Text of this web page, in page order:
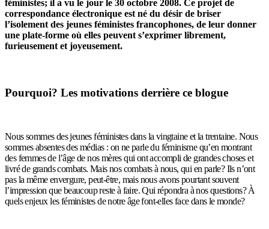
féministes; il a vu le jour le 30 octobre 2008. Ce projet de
correspondance électronique est né du désir de briser
l’isolement des jeunes féministes francophones, de leur donner
une plate-forme où elles peuvent s’exprimer librement,
furieusement et joyeusement.
Pourquoi? Les motivations derrière ce blogue
Nous sommes des jeunes féministes dans la vingtaine et la trentaine. Nous
sommes absentes des médias : on ne parle du féminisme qu’en montrant
des femmes de l’âge de nos mères qui ont accompli de grandes choses et
livré de grands combats. Mais nos combats à nous, qui en parle? Ils n’ont
pas la même envergure, peut-être, mais nous avons pourtant souvent
l’impression que beaucoup reste à faire. Qui répondra à nos questions? À
quels enjeux les féministes de notre âge font-elles face dans le monde?